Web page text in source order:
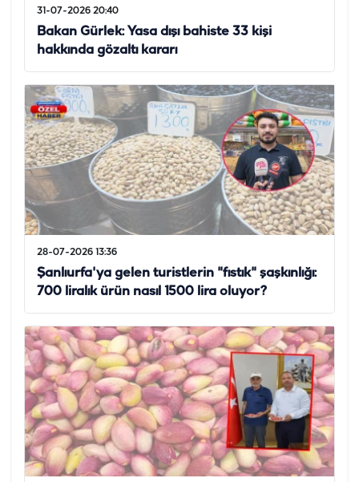
31-07-2026 20:40
Bakan Gürlek: Yasa dışı bahiste 33 kişi
hakkında gözaltı kararı
28-07-2026 13:36
Şanlıurfa'ya gelen turistlerin "fıstık" şaşkınlığı:
700 liralık ürün nasıl 1500 lira oluyor?